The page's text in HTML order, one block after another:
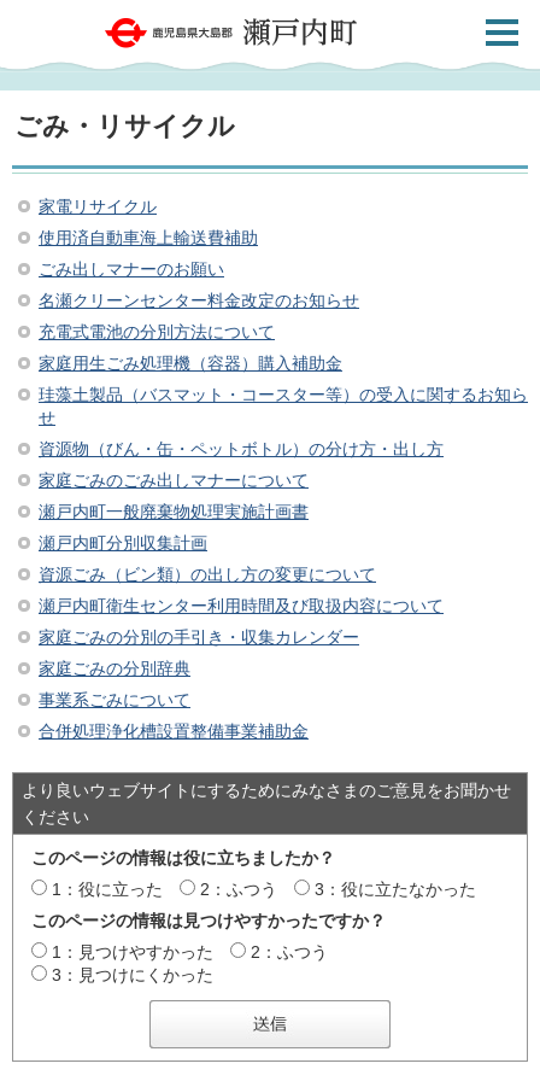
鹿児島県大島郡 瀬戸内町
共通メ
ごみ・リサイクル
家電リサイクル
使用済自動車海上輸送費補助
ごみ出しマナーのお願い
名瀬クリーンセンター料金改定のお知らせ
充電式電池の分別方法について
家庭用生ごみ処理機（容器）購入補助金
珪藻土製品（バスマット・コースター等）の受入に関するお知ら
せ
資源物（びん・缶・ペットボトル）の分け方・出し方
家庭ごみのごみ出しマナーについて
瀬戸内町一般廃棄物処理実施計画書
瀬戸内町分別収集計画
資源ごみ（ビン類）の出し方の変更について
瀬戸内町衛生センター利用時間及び取扱内容について
家庭ごみの分別の手引き・収集カレンダー
家庭ごみの分別辞典
事業系ごみについて
合併処理浄化槽設置整備事業補助金
より良いウェブサイトにするためにみなさまのご意見をお聞かせ
ください
このページの情報は役に立ちましたか？
1：役に立った
2：ふつう
3：役に立たなかった
このページの情報は見つけやすかったですか？
1：見つけやすかった
2：ふつう
3：見つけにくかった